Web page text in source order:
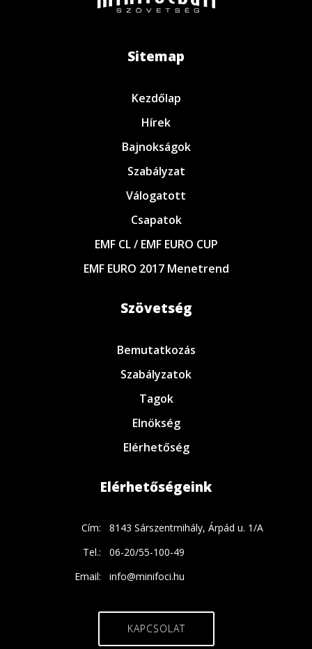
Sitemap
Kezdőlap
Hírek
Bajnokságok
Szabályzat
Válogatott
Csapatok
EMF CL / EMF EURO CUP
EMF EURO 2017 Menetrend
Szövetség
Bemutatkozás
Szabályzatok
Tagok
Elnökség
Elérhetőség
Elérhetőségeink
Cím:
8143 Sárszentmihály, Árpád u. 1/A
Tel.:
06-20/55-100-49
Email:
info@minifoci.hu
KAPCSOLAT